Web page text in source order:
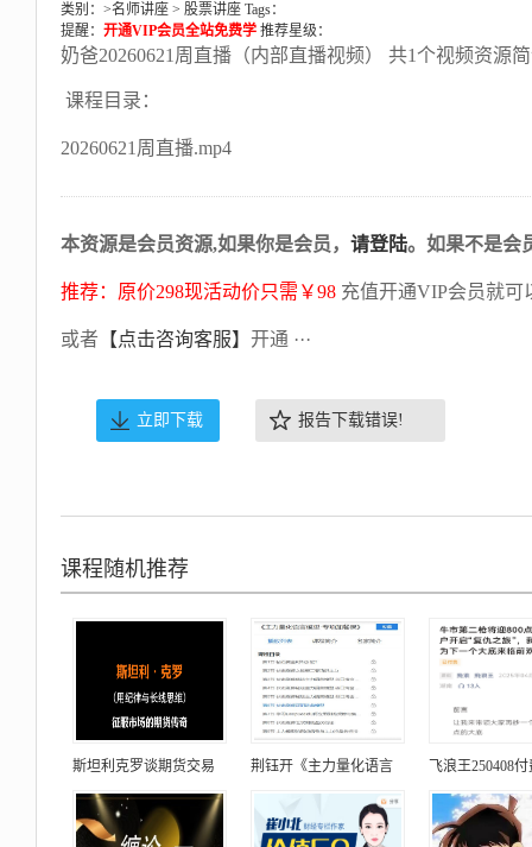
类别：>名师讲座 > 股票讲座 Tags：
提醒： 开通VIP会员全站免费学 推荐星级：
奶爸20260621周直播（内部直播视频） 共1个视频资源
课程目录：
20260621周直播.mp4
本资源是会员资源,如果你是会员， 请登陆。如果不是会
推荐：原价298现活动价只需￥98 充值开通VIP会员就可
或者 【点击咨询客服】 开通 ···
立即下载 报告下载错误!
课程随机推荐
斯坦利克罗谈期货交易 荆钰开《主力量化语言 飞浪王250408